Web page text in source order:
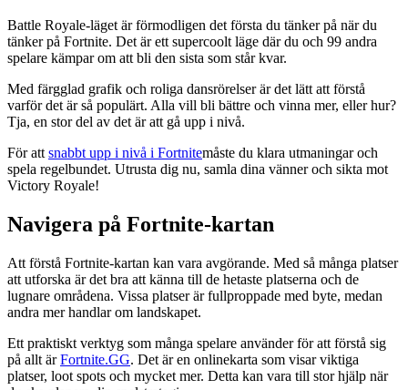
Battle Royale-läget är förmodligen det första du tänker på när du
tänker på Fortnite. Det är ett supercoolt läge där du och 99 andra
spelare kämpar om att bli den sista som står kvar.
Med färgglad grafik och roliga dansrörelser är det lätt att förstå
varför det är så populärt. Alla vill bli bättre och vinna mer, eller hur?
Tja, en stor del av det är att gå upp i nivå.
För att snabbt upp i nivå i Fortnitemåste du klara utmaningar och
spela regelbundet. Utrusta dig nu, samla dina vänner och sikta mot
Victory Royale!
Navigera på Fortnite-kartan
Att förstå Fortnite-kartan kan vara avgörande. Med så många platser
att utforska är det bra att känna till de hetaste platserna och de
lugnare områdena. Vissa platser är fullproppade med byte, medan
andra mer handlar om landskapet.
Ett praktiskt verktyg som många spelare använder för att förstå sig
på allt ärFortnite.GG. Det är en onlinekarta som visar viktiga
platser, loot spots och mycket mer. Detta kan vara till stor hjälp när